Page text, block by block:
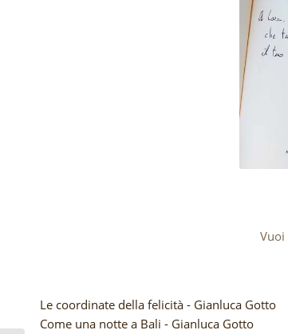
Vuoi
Le coordinate della felicità - Gianluca Gotto
Come una notte a Bali - Gianluca Gotto